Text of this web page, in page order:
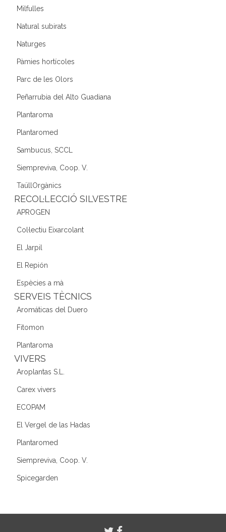
Milfulles
Natural subirats
Naturges
Pàmies hortícoles
Parc de les Olors
Peñarrubia del Alto Guadiana
Plantaroma
Plantaromed
Sambucus, SCCL
Siempreviva, Coop. V.
TaüllOrgànics
RECOL·LECCIÓ SILVESTRE
APROGEN
Col·lectiu Eixarcolant
El Jarpil
El Repión
Espècies a mà
SERVEIS TÈCNICS
Aromáticas del Duero
Fitomon
Plantaroma
VIVERS
Aroplantas S.L.
Carex vivers
ECOPAM
El Vergel de las Hadas
Plantaromed
Siempreviva, Coop. V.
Spicegarden